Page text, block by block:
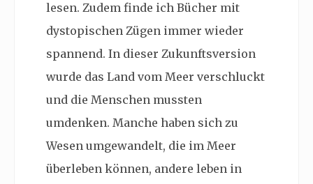
lesen. Zudem finde ich Bücher mit
dystopischen Zügen immer wieder
spannend. In dieser Zukunftsversion
wurde das Land vom Meer verschluckt
und die Menschen mussten
umdenken. Manche haben sich zu
Wesen umgewandelt, die im Meer
überleben können, andere leben in